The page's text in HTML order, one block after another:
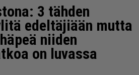
3 tähden
edeltäjiään mutta
niiden
on luvassa